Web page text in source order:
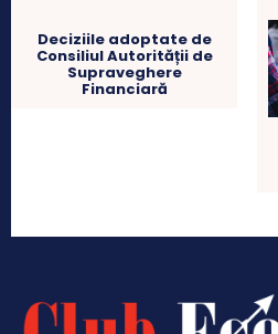
Deciziile adoptate de
Consiliul Autorității de
Supraveghere
Financiară